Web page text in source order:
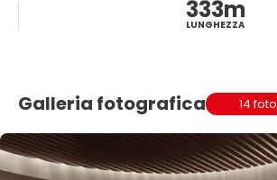
333m
LUNGHEZZA
Galleria fotografica 14 foto